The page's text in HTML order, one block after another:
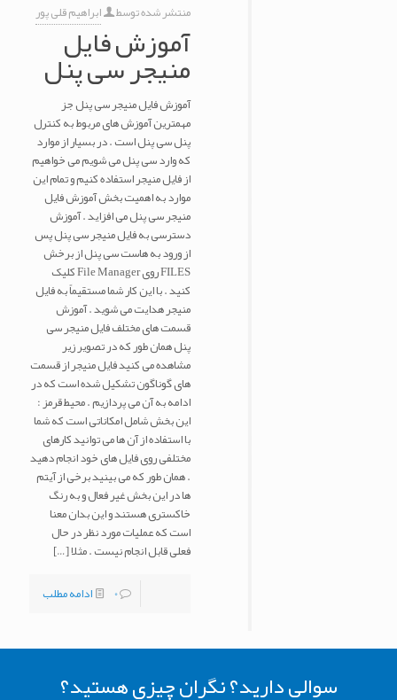
منتشر شده توسط ابراهیم قلی پور
آموزش فایل
منیجر سی پنل
آموزش فایل منیجر سی پنل جز
مهمترین آموزش های مربوط به کنترل
پنل سی پنل است . در بسیار از موارد
که وارد سی پنل می شویم می خواهیم
از فایل منیجر استفاده کنیم و تمام این
موارد به اهمیت بخش آموزش فایل
منیجر سی پنل می افزاید . آموزش
دسترسی به فایل منیجر سی پنل پس
از ورود به هاست سی پنل از برخش
FILES روی File Manager کلیک
کنید . با این کار شما مستقیماً به فایل
منیجر هدایت می شوید . آموزش
قسمت های مختلف فایل منیجر سی
پنل همان طور که در تصویر زیر
مشاهده می کنید فایل منیجر از قسمت
های گوناگون تشکیل شده است که در
ادامه به آن می پردازیم . محیط قرمز :
این بخش شامل امکاناتی است که شما
با استفاده از آن ها می توانید کارهای
مختلفی روی فایل های خود انجام دهید
. همان طور که می بینید برخی از آیتم
ها در این بخش غیر فعال و به رنگ
خاکستری هستند و این بدان معنا
است که عملیات مورد نظر در حال
فعلی قابل انجام نیست . مثلا[…]
0
ادامه مطلب
سوالی دارید؟ نگران چیزی هستید؟